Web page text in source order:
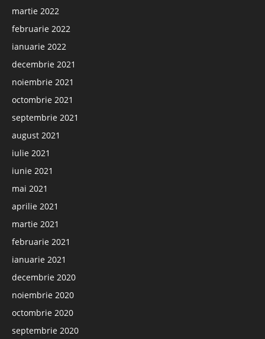
martie 2022
februarie 2022
ianuarie 2022
decembrie 2021
noiembrie 2021
octombrie 2021
septembrie 2021
august 2021
iulie 2021
iunie 2021
mai 2021
aprilie 2021
martie 2021
februarie 2021
ianuarie 2021
decembrie 2020
noiembrie 2020
octombrie 2020
septembrie 2020